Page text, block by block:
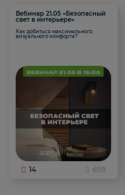
Вебинар 21.05 «Безопасный
свет в интерьере»
Как добиться максимального
визуального комфорта?
14 659